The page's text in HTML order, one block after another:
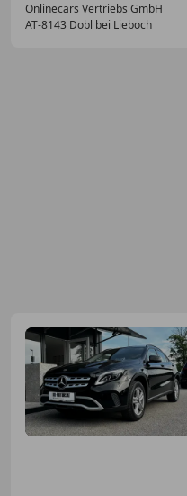
Onlinecars Vertriebs GmbH
AT-8143 Dobl bei Lieboch